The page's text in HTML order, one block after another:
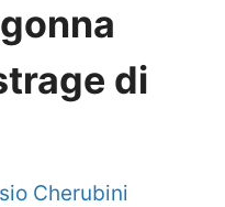
di
Cherubini